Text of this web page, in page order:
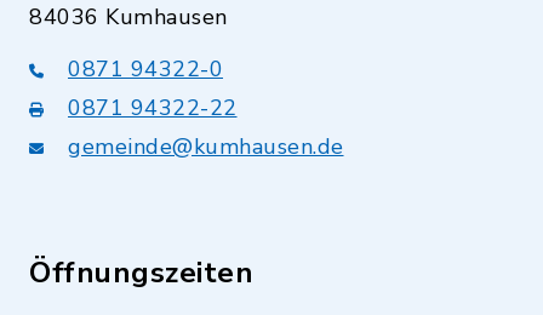
84036 Kumhausen
0871 94322-0
0871 94322-22
gemeinde@kumhausen.de
Öffnungszeiten